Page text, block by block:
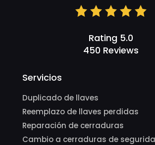
Rating 5.0
450 Reviews
Servicios
Duplicado de llaves
Reemplazo de llaves perdidas
Reparación de cerraduras
Cambio a cerraduras de